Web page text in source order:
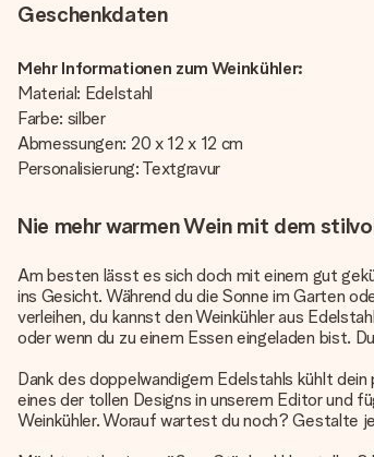
Geschenkdaten
Mehr Informationen zum Weinkühler:
Material: Edelstahl
Farbe: silber
Abmessungen: 20 x 12 x 12 cm
Personalisierung: Textgravur
Nie mehr warmen Wein mit dem
Am besten lässt es sich doch mit einem gut
ins Gesicht. Während du die Sonne im Garten
verleihen, du kannst den Weinkühler aus
oder wenn du zu einem Essen eingeladen bist.
Dank des doppelwandigem Edelstahls kühlt
eines der tollen Designs in unserem Editor und
Weinkühler. Worauf wartest du noch? Gestalte